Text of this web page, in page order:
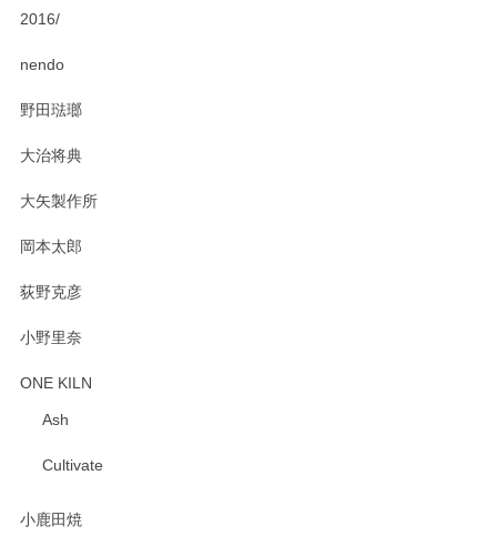
2016/
nendo
野田琺瑯
大治将典
大矢製作所
岡本太郎
荻野克彦
小野里奈
ONE KILN
Ash
Cultivate
小鹿田焼